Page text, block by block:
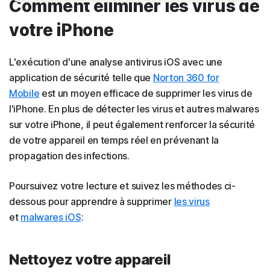
Comment éliminer les virus de
votre iPhone
L'exécution d'une analyse antivirus iOS avec une
application de sécurité telle que Norton 360 for
Mobile est un moyen efficace de supprimer les virus de
l'iPhone. En plus de détecter les virus et autres malwares
sur votre iPhone, il peut également renforcer la sécurité
de votre appareil en temps réel en prévenant la
propagation des infections.
Poursuivez votre lecture et suivez les méthodes ci-
dessous pour apprendre à supprimer les virus
et malwares iOS:
Nettoyez votre appareil